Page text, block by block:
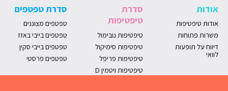
אודות
אודות טיפטיפות
משרות פתוחות
דיווח על תופעות
לוואי
סדרת
טיפטיפות
טיפטיפות נובימול
טיפטיפות סימיקול
טיפטיפות פריפל
טיפטיפות ויטמין D
סדרת טפטפים
טפטפים מצוננים
טפטפים בייבי באזז
טפטפים בייבי סקין
טפטפים פרסטי